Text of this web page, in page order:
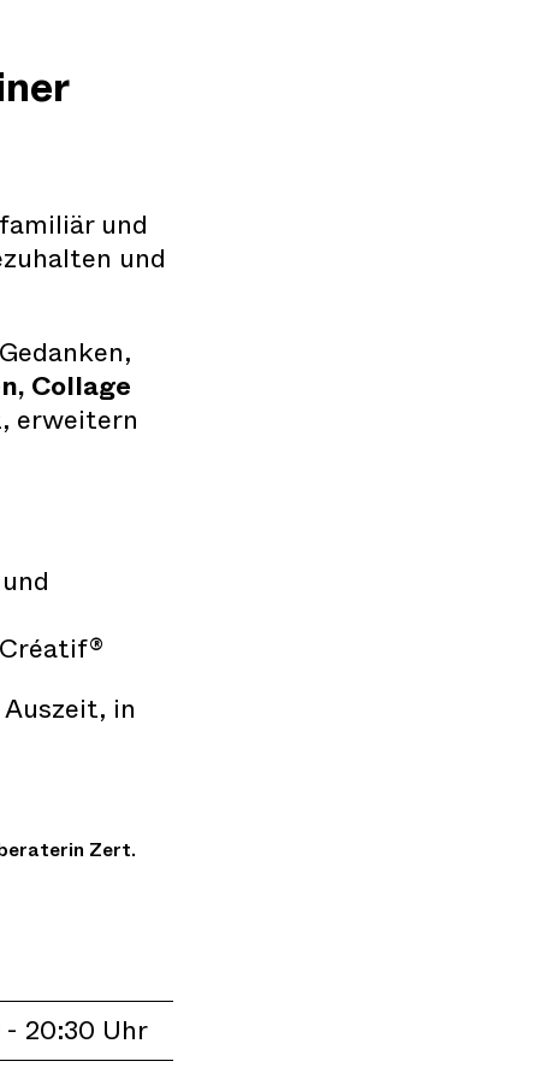
und
und
Collage
erweitern
in
Zert.
20:30 Uhr